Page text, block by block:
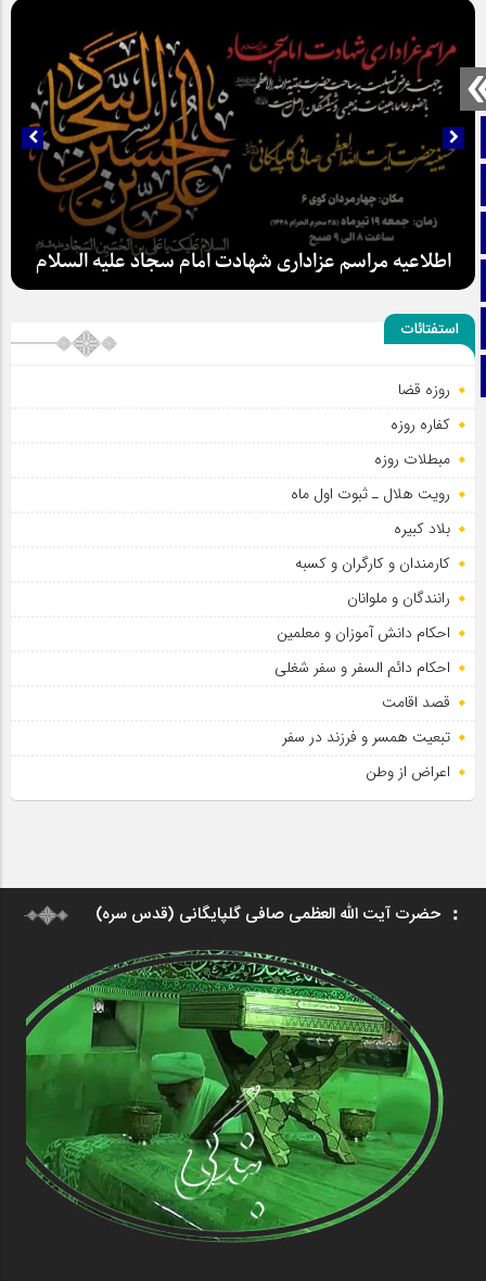
صفحه نخست
آپارات
اینستاگرام
اطلاعیه مراسم عزاداری شهادت امام سجاد علیه السلام
استفتائات
روزه قضا
کفاره روزه
مبطلات روزه
رویت هلال ـ ثبوت اول ماه
بلاد کبیره
کارمندان و کارگران و کسبه
رانندگان و ملوانان
احکام دانش آموزان و معلمین
احکام دائم السفر و سفر شغلی
قصد اقامت
تبعیت همسر و فرزند در سفر
اعراض از وطن
حضرت آیت الله العظمی صافی گلپایگانی (قدس سره)